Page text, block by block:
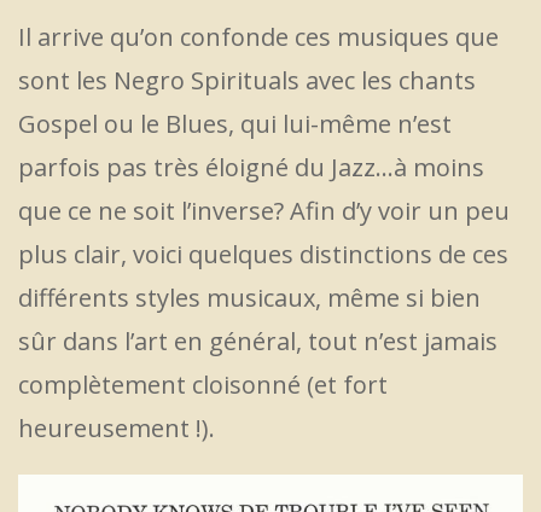
Il arrive qu’on confonde ces musiques que
sont les Negro Spirituals avec les chants
Gospel ou le Blues, qui lui-même n’est
parfois pas très éloigné du Jazz…à moins
que ce ne soit l’inverse? Afin d’y voir un peu
plus clair, voici quelques distinctions de ces
différents styles musicaux, même si bien
sûr dans l’art en général, tout n’est jamais
complètement cloisonné (et fort
heureusement !).